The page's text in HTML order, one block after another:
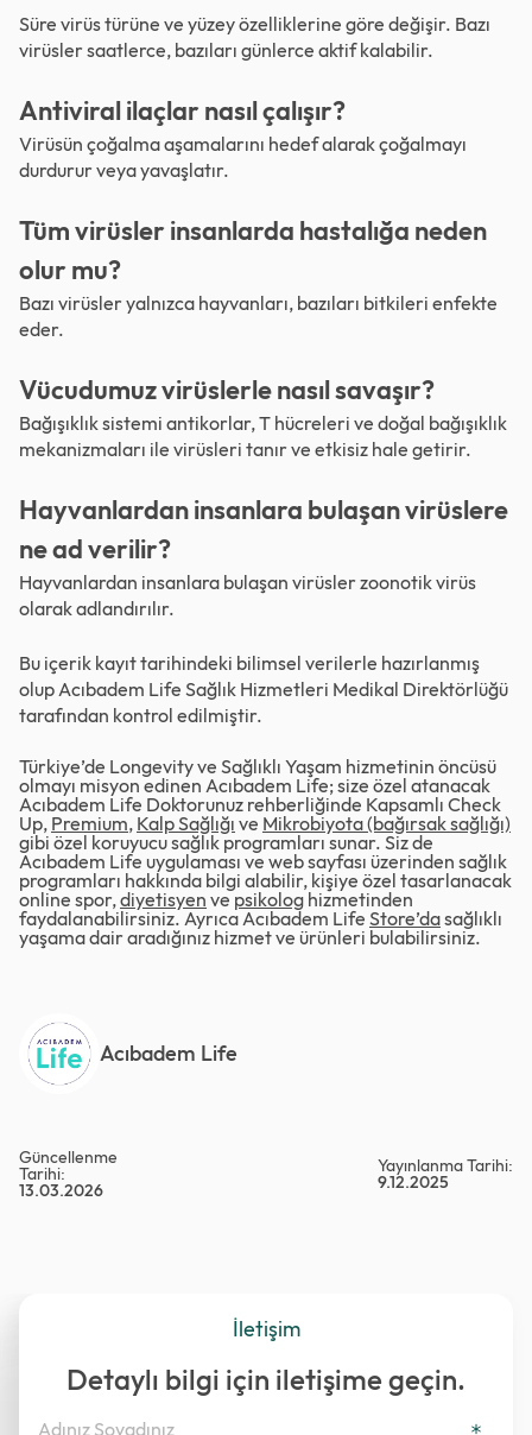
Süre virüs türüne ve yüzey özelliklerine göre değişir. Bazı
virüsler saatlerce, bazıları günlerce aktif kalabilir.
Antiviral ilaçlar nasıl çalışır?
Virüsün çoğalma aşamalarını hedef alarak çoğalmayı
durdurur veya yavaşlatır.
Tüm virüsler insanlarda hastalığa neden
olur mu?
Bazı virüsler yalnızca hayvanları, bazıları bitkileri enfekte
eder.
Vücudumuz virüslerle nasıl savaşır?
Bağışıklık sistemi antikorlar, T hücreleri ve doğal bağışıklık
mekanizmaları ile virüsleri tanır ve etkisiz hale getirir.
Hayvanlardan insanlara bulaşan virüslere
ne ad verilir?
Hayvanlardan insanlara bulaşan virüsler zoonotik virüs
olarak adlandırılır.
Bu içerik kayıt tarihindeki bilimsel verilerle hazırlanmış
olup Acıbadem Life Sağlık Hizmetleri Medikal Direktörlüğü
tarafından kontrol edilmiştir.
Türkiye’de Longevity ve Sağlıklı Yaşam hizmetinin öncüsü
olmayı misyon edinen Acıbadem Life; size özel atanacak
Acıbadem Life Doktorunuz rehberliğinde Kapsamlı Check
Up, Premium, Kalp Sağlığı ve Mikrobiyota (bağırsak sağlığı)
gibi özel koruyucu sağlık programları sunar. Siz de
Acıbadem Life uygulaması ve web sayfası üzerinden sağlık
programları hakkında bilgi alabilir, kişiye özel tasarlanacak
online spor,diyetisyen ve psikolog hizmetinden
faydalanabilirsiniz. Ayrıca Acıbadem Life Store’dasağlıklı
yaşama dair aradığınız hizmet ve ürünleri bulabilirsiniz.
Acıbadem Life
Güncellenme
Tarihi:
13.03.2026
Yayınlanma Tarihi:
9.12.2025
İletişim
Detaylı bilgi için iletişime geçin.